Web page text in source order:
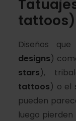
tattoos)
Diseños
designs)
stars),
tattoos) o el
pueden
luego